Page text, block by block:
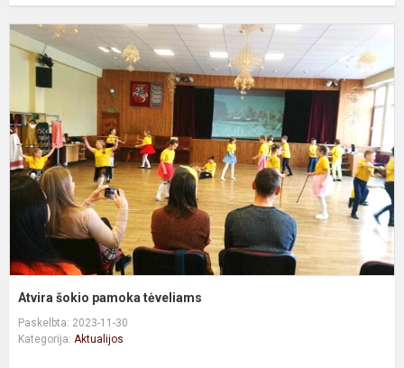
Atvira šokio pamoka tėveliams
Paskelbta: 2023-11-30
Kategorija: Aktualijos